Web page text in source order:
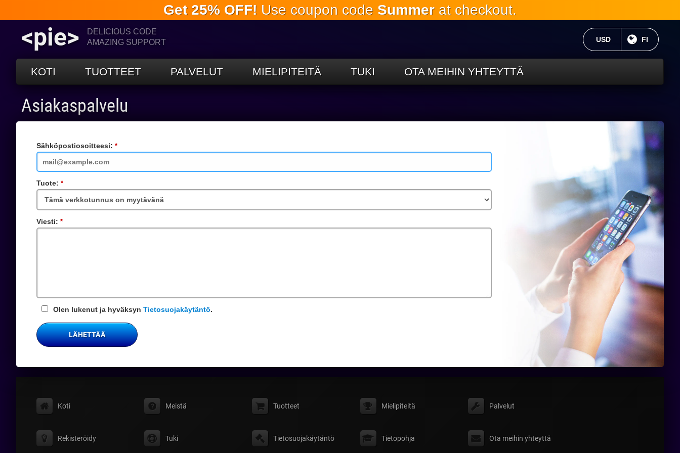
Siirry
pääsisältöön
Get 25% OFF! Use coupon code Summerat checkout.
<pie>
DELICIOUS CODE
AMAZING SUPPORT
FI
NYKYINEN VALUUTTA:
USD
KOTI TUOTTEET PALVELUT MIELIPITEITÄ TUKI OTA MEIHIN YHTEYTTÄ
Asiakaspalvelu
Sähköpostiosoitteesi:
kenttä
Tuote:
kenttä
Viesti:
kenttä
Olen lukenut ja hyväksyn Tietosuojakäytäntö.
LÄHETTÄÄ
Koti Meistä Tuotteet Mielipiteitä Palvelut
Rekisteröidy Tuki Tietosuojakäytäntö Tietopohja Ota meihin yhteyttä